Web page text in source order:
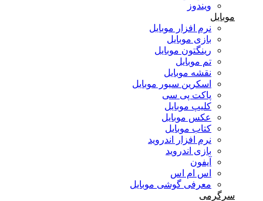
ویندوز
موبایل
نرم افزار موبایل
بازی موبایل
رینگتون موبایل
تم موبایل
نقشه موبایل
اسکرین سیور موبایل
پاکت پی سی
کلیپ موبایل
عکس موبایل
کتاب موبایل
نرم افزار اندروید
بازی اندروید
آیفون
اس ام اس
معرفی گوشی موبایل
سرگرمی